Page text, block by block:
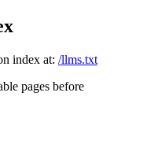
index at: /llms.txt
pages before